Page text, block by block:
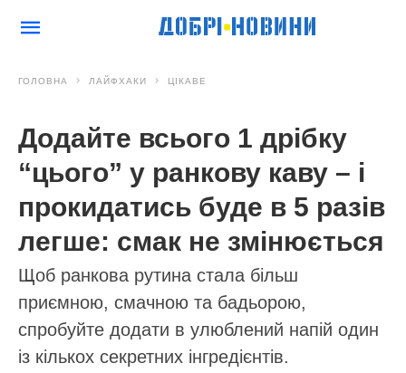
ГОЛОВНА ЛАЙФХАКИ ЦІКАВЕ
Додайте всього 1 дрібку
“цього” у ранкову каву – і
прокидатись буде в 5 разів
легше: смак не змінюється
Щоб ранкова рутина стала більш
приємною, смачною та бадьорою,
спробуйте додати в улюблений напій один
із кількох секретних інгредієнтів.